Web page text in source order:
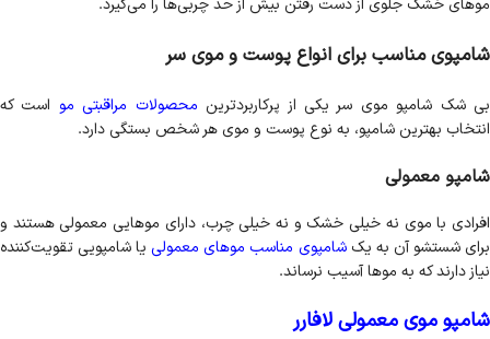
موهای خشک جلوی از دست رفتن بیش از حد چربی‌ها را می‌گیرد.
شامپوی مناسب برای انواع پوست و موی سر
بی شک شامپو موی سر یکی از پرکاربردترین محصولات مراقبتی مو است که
انتخاب بهترین شامپو، به نوع پوست و موی هر شخص بستگی دارد.
شامپو معمولی
افرادی با موی نه خیلی خشک و نه خیلی چرب، دارای موهایی معمولی هستند و
برای شستشو آن‌ به یکشامپوی مناسب موهای معمولییا شامپویی تقویت‌کننده
نیاز دارند که به موها آسیب نرساند.
شامپو موی معمولی لافارر